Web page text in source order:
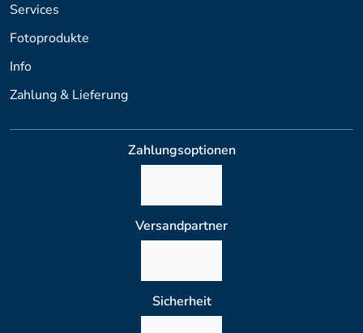
Services
Fotoprodukte
Info
Zahlung & Lieferung
Zahlungsoptionen
Versandpartner
Sicherheit